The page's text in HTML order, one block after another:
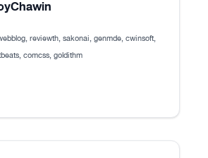
reviewth, sakonai, genmde, cwinsoft,
comcss, goldithm